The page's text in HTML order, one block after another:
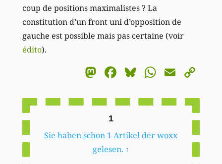
coup de positions maximalistes ? La
constitution d’un front uni d’opposition de
gauche est possible mais pas certaine (voir
édito).
Mastodon
Facebook
BlueskyEmail
1
Sie haben schon 1 Artikel der woxx
gelesen. ↑